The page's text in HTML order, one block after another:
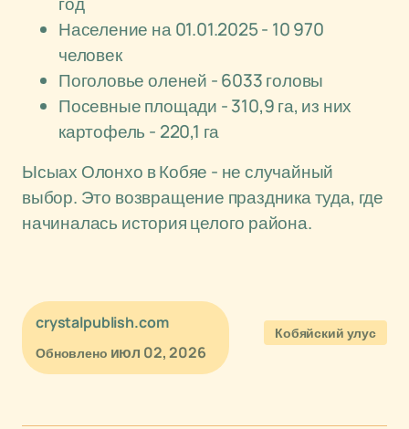
Население на 01.01.2025 - 10 970
человек
Поголовье оленей - 6033 головы
Посевные площади - 310,9 га, из них
картофель - 220,1 га
Ысыах Олонхо в Кобяе - не случайный
выбор. Это возвращение праздника туда, где
начиналась история целого района.
crystalpublish.com
Обновлено июл 02, 2026
Кобяйский улус